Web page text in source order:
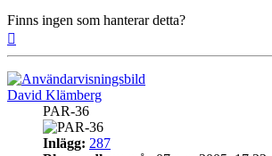
Finns ingen som hanterar detta?
David Klämberg
PAR-36
Inlägg: 287